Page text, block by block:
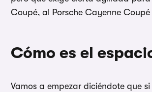
Coupé, al Porsche Cayenne
Cómo es el
Vamos a empezar diciéndote que